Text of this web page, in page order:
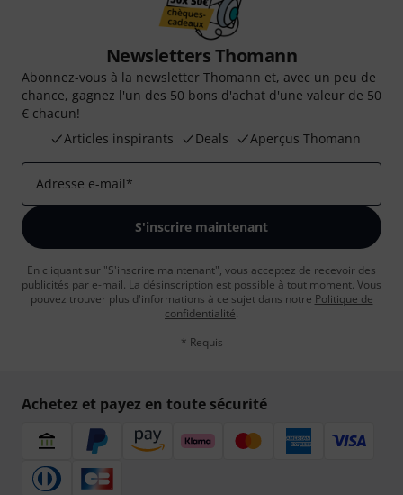
Newsletters Thomann
Abonnez-vous à la newsletter Thomann et, avec un peu de
chance, gagnez l'un des 50 bons d'achat d'une valeur de 50
€ chacun!
Articles inspirants
Deals Aperçus Thomann
Adresse e-mail*
S'inscrire maintenant
En cliquant sur "S'inscrire maintenant", vous acceptez de recevoir des
publicités par e-mail. La désinscription est possible à tout moment. Vous
pouvez trouver plus d'informations à ce sujet dans notre Politique de
confidentialité.
* Requis
Achetez et payez en toute sécurité